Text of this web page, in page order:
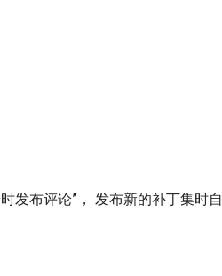
发布评论”， 发布新的补丁集时自